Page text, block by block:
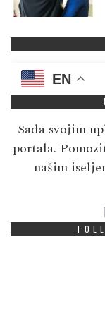
EN
Sada svojim
portala.
našim